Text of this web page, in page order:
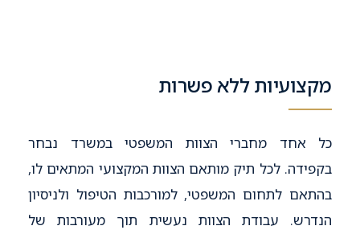
מקצועיות ללא פשרות
כל אחד מחברי הצוות המשפטי במשרד נבחר
בקפידה. לכל תיק מותאם הצוות המקצועי המתאים לו,
בהתאם לתחום המשפטי, למורכבות הטיפול ולניסיון
הנדרש. עבודת הצוות נעשית תוך מעורבות של